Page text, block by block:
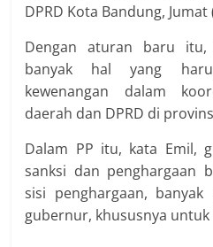
DPRD Kota Bandung, Jumat
Dengan aturan baru itu,
banyak hal yang
kewenangan da­lam
daerah dan DPRD di
Dalam PP itu, kata Emil,
sanksi dan penghargaan
sisi penghargaan,
gubernur, khususnya untuk